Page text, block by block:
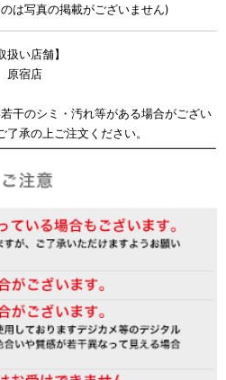
は写真の掲載がございません)
扱い店舗】
原宿店
干のシミ・汚れ等がある場合がござい
了承の上ご注文ください。